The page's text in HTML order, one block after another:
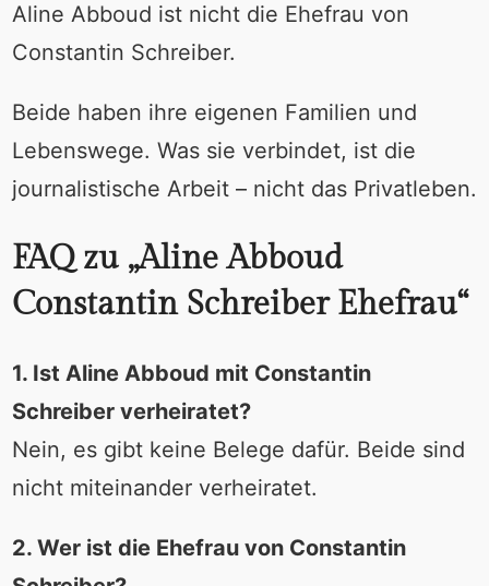
Aline Abboud ist nicht die Ehefrau von
Constantin Schreiber.
Beide haben ihre eigenen Familien und
Lebenswege. Was sie verbindet, ist die
journalistische Arbeit – nicht das Privatleben.
FAQ zu „Aline Abboud
Constantin Schreiber Ehefrau“
1. Ist Aline Abboud mit Constantin
Schreiber verheiratet?
Nein, es gibt keine Belege dafür. Beide sind
nicht miteinander verheiratet.
2. Wer ist die Ehefrau von Constantin